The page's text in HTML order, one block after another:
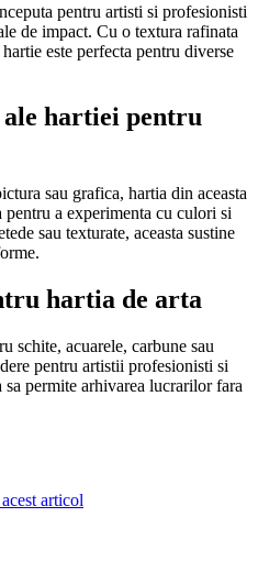
pentru artisti si profesionisti
de impact. Cu o textura rafinata
este perfecta pentru diverse
hartiei pentru
sau grafica, hartia din aceasta
pentru a experimenta cu culori si
sau texturate, aceasta sustine
hartia de arta
schite, acuarele, carbune sau
pentru artistii profesionisti si
permite arhivarea lucrarilor fara
articol